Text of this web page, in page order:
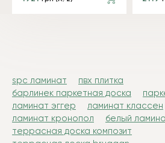
spc ламинат
пвх плитка
барлинек паркетная доска
ламинат эггер
ламинат классен
ламинат кронопол
белый
террасная доска композит